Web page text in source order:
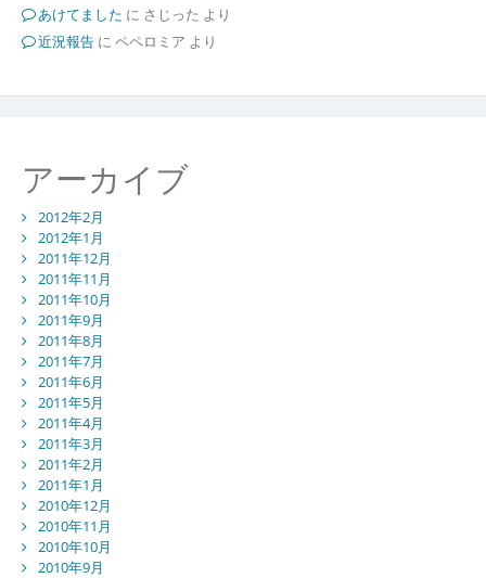
あけてました に さじった より
近況報告に ペペロミア より
アーカイブ
2012年2月
2012年1月
2011年12月
2011年11月
2011年10月
2011年9月
2011年8月
2011年7月
2011年6月
2011年5月
2011年4月
2011年3月
2011年2月
2011年1月
2010年12月
2010年11月
2010年10月
2010年9月